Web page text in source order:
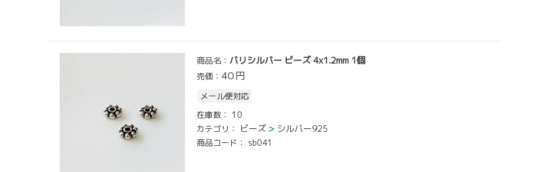
商品名： バリシルバー ビーズ 4x1.2mm 1個
売価： 40円
メール便対応
在庫数： 10
カテゴリ：
ビーズ シルバー925
商品コード： sb041